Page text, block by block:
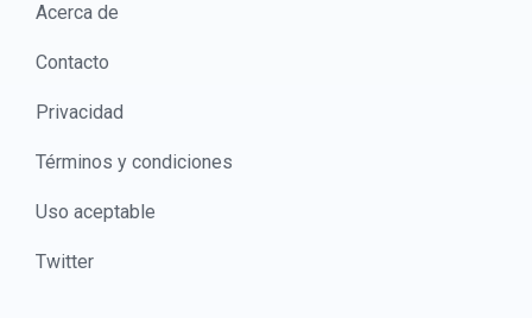
Acerca de
Contacto
Privacidad
Términos y condiciones
Uso aceptable
Twitter